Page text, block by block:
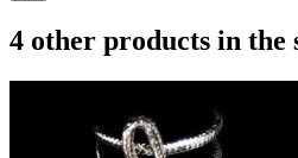
4 other products in the